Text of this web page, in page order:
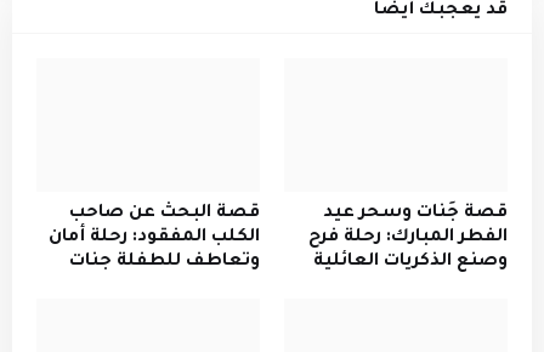
قد يعجبك أيضا
قصة جَنات وسحر عيد
الفطر المبارك: رحلة فرح
وصنع الذكريات العائلية
قصة البحث عن صاحب
الكلب المفقود: رحلة أمان
وتعاطف للطفلة جنات